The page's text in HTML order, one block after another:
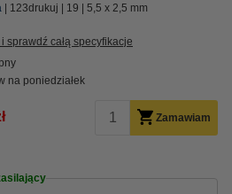
123drukuj 19 5,5 x 2,5 mm
sprawdź całą specyfikacje
na poniedziałek
Zamawiam